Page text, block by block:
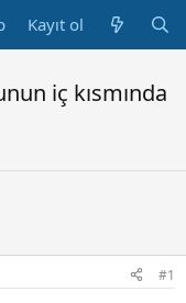
Kayıt ol
iç kısmında
#1